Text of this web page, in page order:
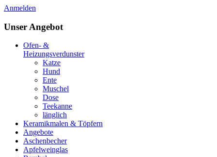
Anmelden
Unser Angebot
Ofen- &
Heizungsverdunster
Katze
Hund
Ente
Muschel
Dose
Teekanne
länglich
Keramikmalen & Töpfern
Angebote
Aschenbecher
Apfelweinglas